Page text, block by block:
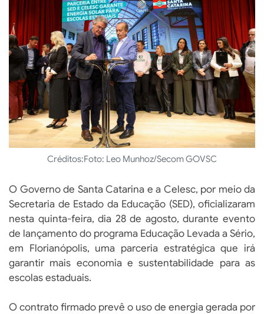
Créditos:Foto: Leo Munhoz/Secom GOVSC
O Governo de Santa Catarina e a Celesc, por meio da
Secretaria de Estado da Educação (SED), oficializaram
nesta quinta-feira, dia 28 de agosto, durante evento
de lançamento do programa Educação Levada a Sério,
em Florianópolis, uma parceria estratégica que irá
garantir mais economia e sustentabilidade para as
escolas estaduais.
O contrato firmado prevê o uso de energia gerada por